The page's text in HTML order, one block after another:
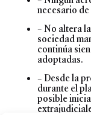
necesario
– No altera
sociedad
continúa
adoptadas.
– Desde la
durante el
posible